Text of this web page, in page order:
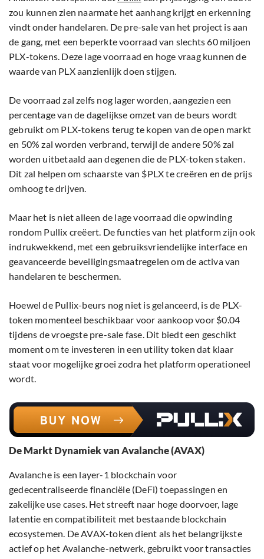
zou kunnen zien naarmate het aanhang krijgt en erkenning
vindt onder handelaren. De pre-sale van het project is aan
de gang, met een beperkte voorraad van slechts 60 miljoen
PLX-tokens. Deze lage voorraad en hoge vraag kunnen de
waarde van PLX aanzienlijk doen stijgen.
De voorraad zal zelfs nog lager worden, aangezien een
percentage van de dagelijkse omzet van de beurs wordt
gebruikt om PLX-tokens terug te kopen van de open markt
en 50% zal worden verbrand, terwijl de andere 50% zal
worden uitbetaald aan degenen die de PLX-token staken.
Dit zal helpen om schaarste van $PLX te creëren en de prijs
omhoog te drijven.
Maar het is niet alleen de lage voorraad die opwinding
rondom Pullix creëert. De functies van het platform zijn ook
indrukwekkend, met een gebruiksvriendelijke interface en
geavanceerde beveiligingsmaatregelen om de activa van
handelaren te beschermen.
Hoewel de Pullix-beurs nog niet is gelanceerd, is de PLX-
token momenteel beschikbaar voor aankoop voor $0.04
tijdens de vroegste pre-sale fase. Dit biedt een geschikt
moment om te investeren in een utility token dat klaar
staat voor mogelijke groei zodra het platform operationeel
wordt.
De Markt Dynamiek van Avalanche (AVAX)
Avalanche is een layer-1 blockchain voor
gedecentraliseerde financiële (DeFi) toepassingen en
zakelijke use cases. Het streeft naar hoge doorvoer, lage
latentie en compatibiliteit met bestaande blockchain
ecosystemen. De AVAX-token dient als het belangrijkste
actief op het Avalanche-netwerk, gebruikt voor transacties